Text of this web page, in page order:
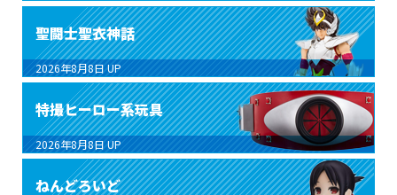
聖闘士聖衣神話
2026年8月8日 UP
特撮ヒーロー系玩具
2026年8月8日 UP
ねんどろいど